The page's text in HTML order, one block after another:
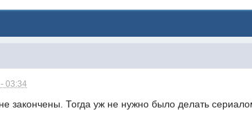
03:34
закончены. Тогда уж не нужно было делать